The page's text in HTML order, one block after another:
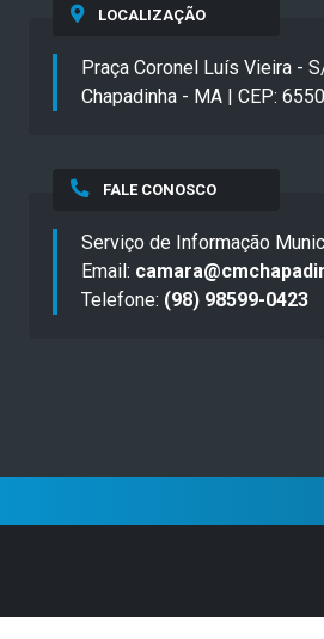
LOCALIZAÇÃO
Praça Coronel Luís Vieira -
Chapadinha - MA | CEP:
FALE CONOSCO
Serviço de Informação
Email:
Telefone: (98) 98599-0423